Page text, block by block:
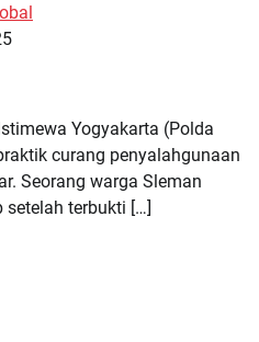
Yogyakarta (Polda
curang penyalahgunaan
Seorang warga Sleman
terbukti […]